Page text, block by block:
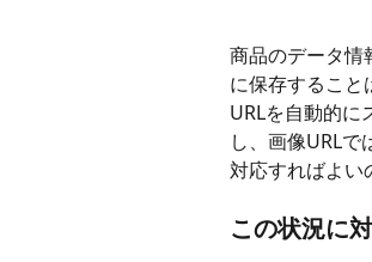
商品のデータ情
に保存するこ
URLを自動的に
し、画像URL
対応すればよい
この状況に